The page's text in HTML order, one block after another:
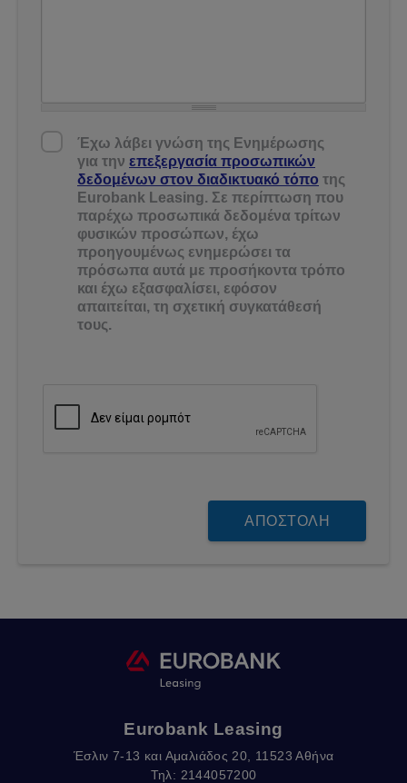
Έλαβα γνώση της Ενημέρωσης Προστασίας
Δεδομένων *
Έχω λάβει γνώση της Ενημέρωσης
για την επεξεργασία προσωπικών
δεδομένων στον διαδικτυακό τόπο της
Eurobank Leasing. Σε περίπτωση που
παρέχω προσωπικά δεδομένα τρίτων
φυσικών προσώπων, έχω
προηγουμένως ενημερώσει τα
πρόσωπα αυτά με προσήκοντα τρόπο
και έχω εξασφαλίσει, εφόσον
απαιτείται, τη σχετική συγκατάθεσή
τους.
Eurobank Leasing
Έσλιν 7-13 και Αμαλιάδος 20, 11523 Αθήνα
Τηλ: 2144057200